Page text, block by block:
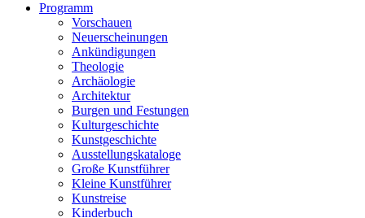
Programm
Vorschauen
Neuerscheinungen
Ankündigungen
Theologie
Archäologie
Architektur
Burgen und Festungen
Kulturgeschichte
Kunstgeschichte
Ausstellungskataloge
Große Kunstführer
Kleine Kunstführer
Kunstreise
Kinderbuch